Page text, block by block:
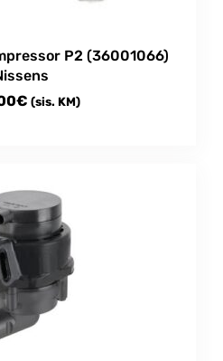
P2 (36001066)
€ (sis. KM)